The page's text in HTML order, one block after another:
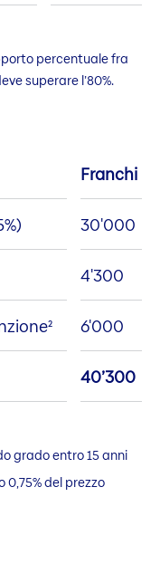
percentuale fra
superare l’80%.
Franchi
30'000
4'300
6'000
40’300
grado entro 15 anni
del prezzo